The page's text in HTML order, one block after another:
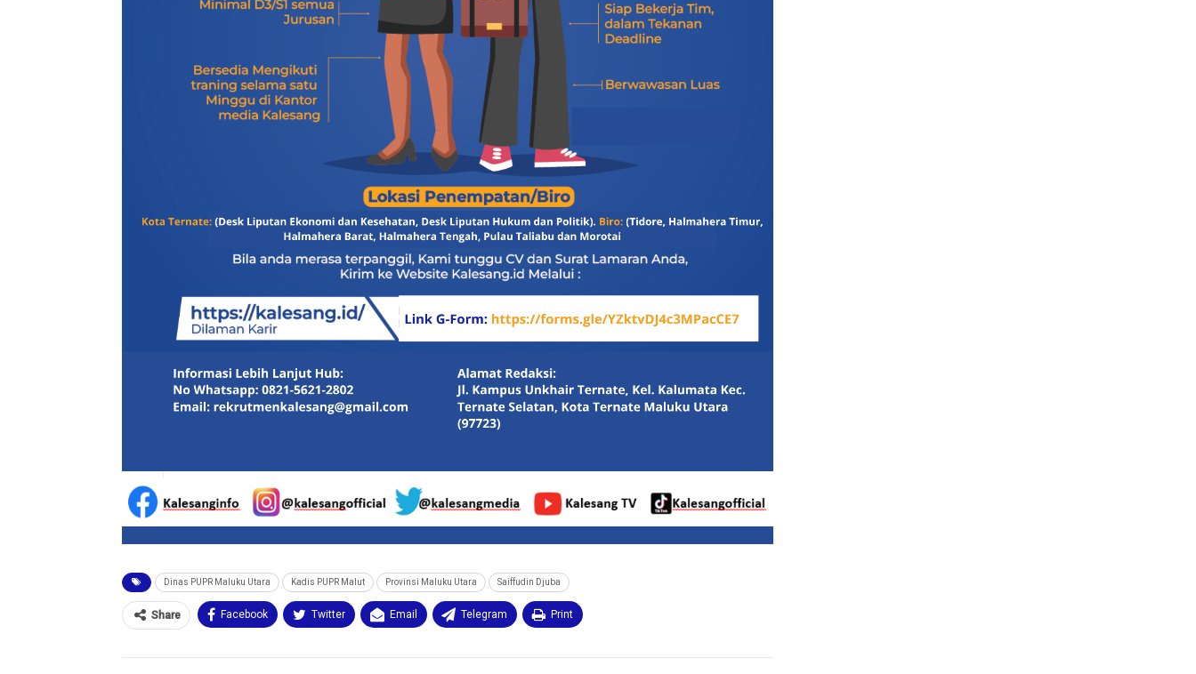
Dinas PUPR Maluku Utara Kadis PUPR Malut Provinsi Maluku Utara Saiffudin Djuba
Share Facebook Twitter Email Telegram Print